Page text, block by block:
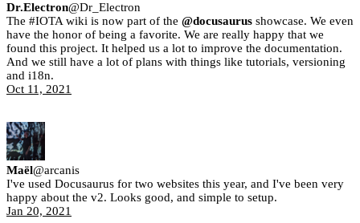
Dr.Electron@Dr_Electron
The #IOTA wiki is now part of the @docusaurus showcase. We even
have the honor of being a favorite. We are really happy that we
found this project. It helped us a lot to improve the documentation.
And we still have a lot of plans with things like tutorials, versioning
and i18n.
Oct 11, 2021
Maël@arcanis
I've used Docusaurus for two websites this year, and I've been very
happy about the v2. Looks good, and simple to setup.
Jan 20, 2021